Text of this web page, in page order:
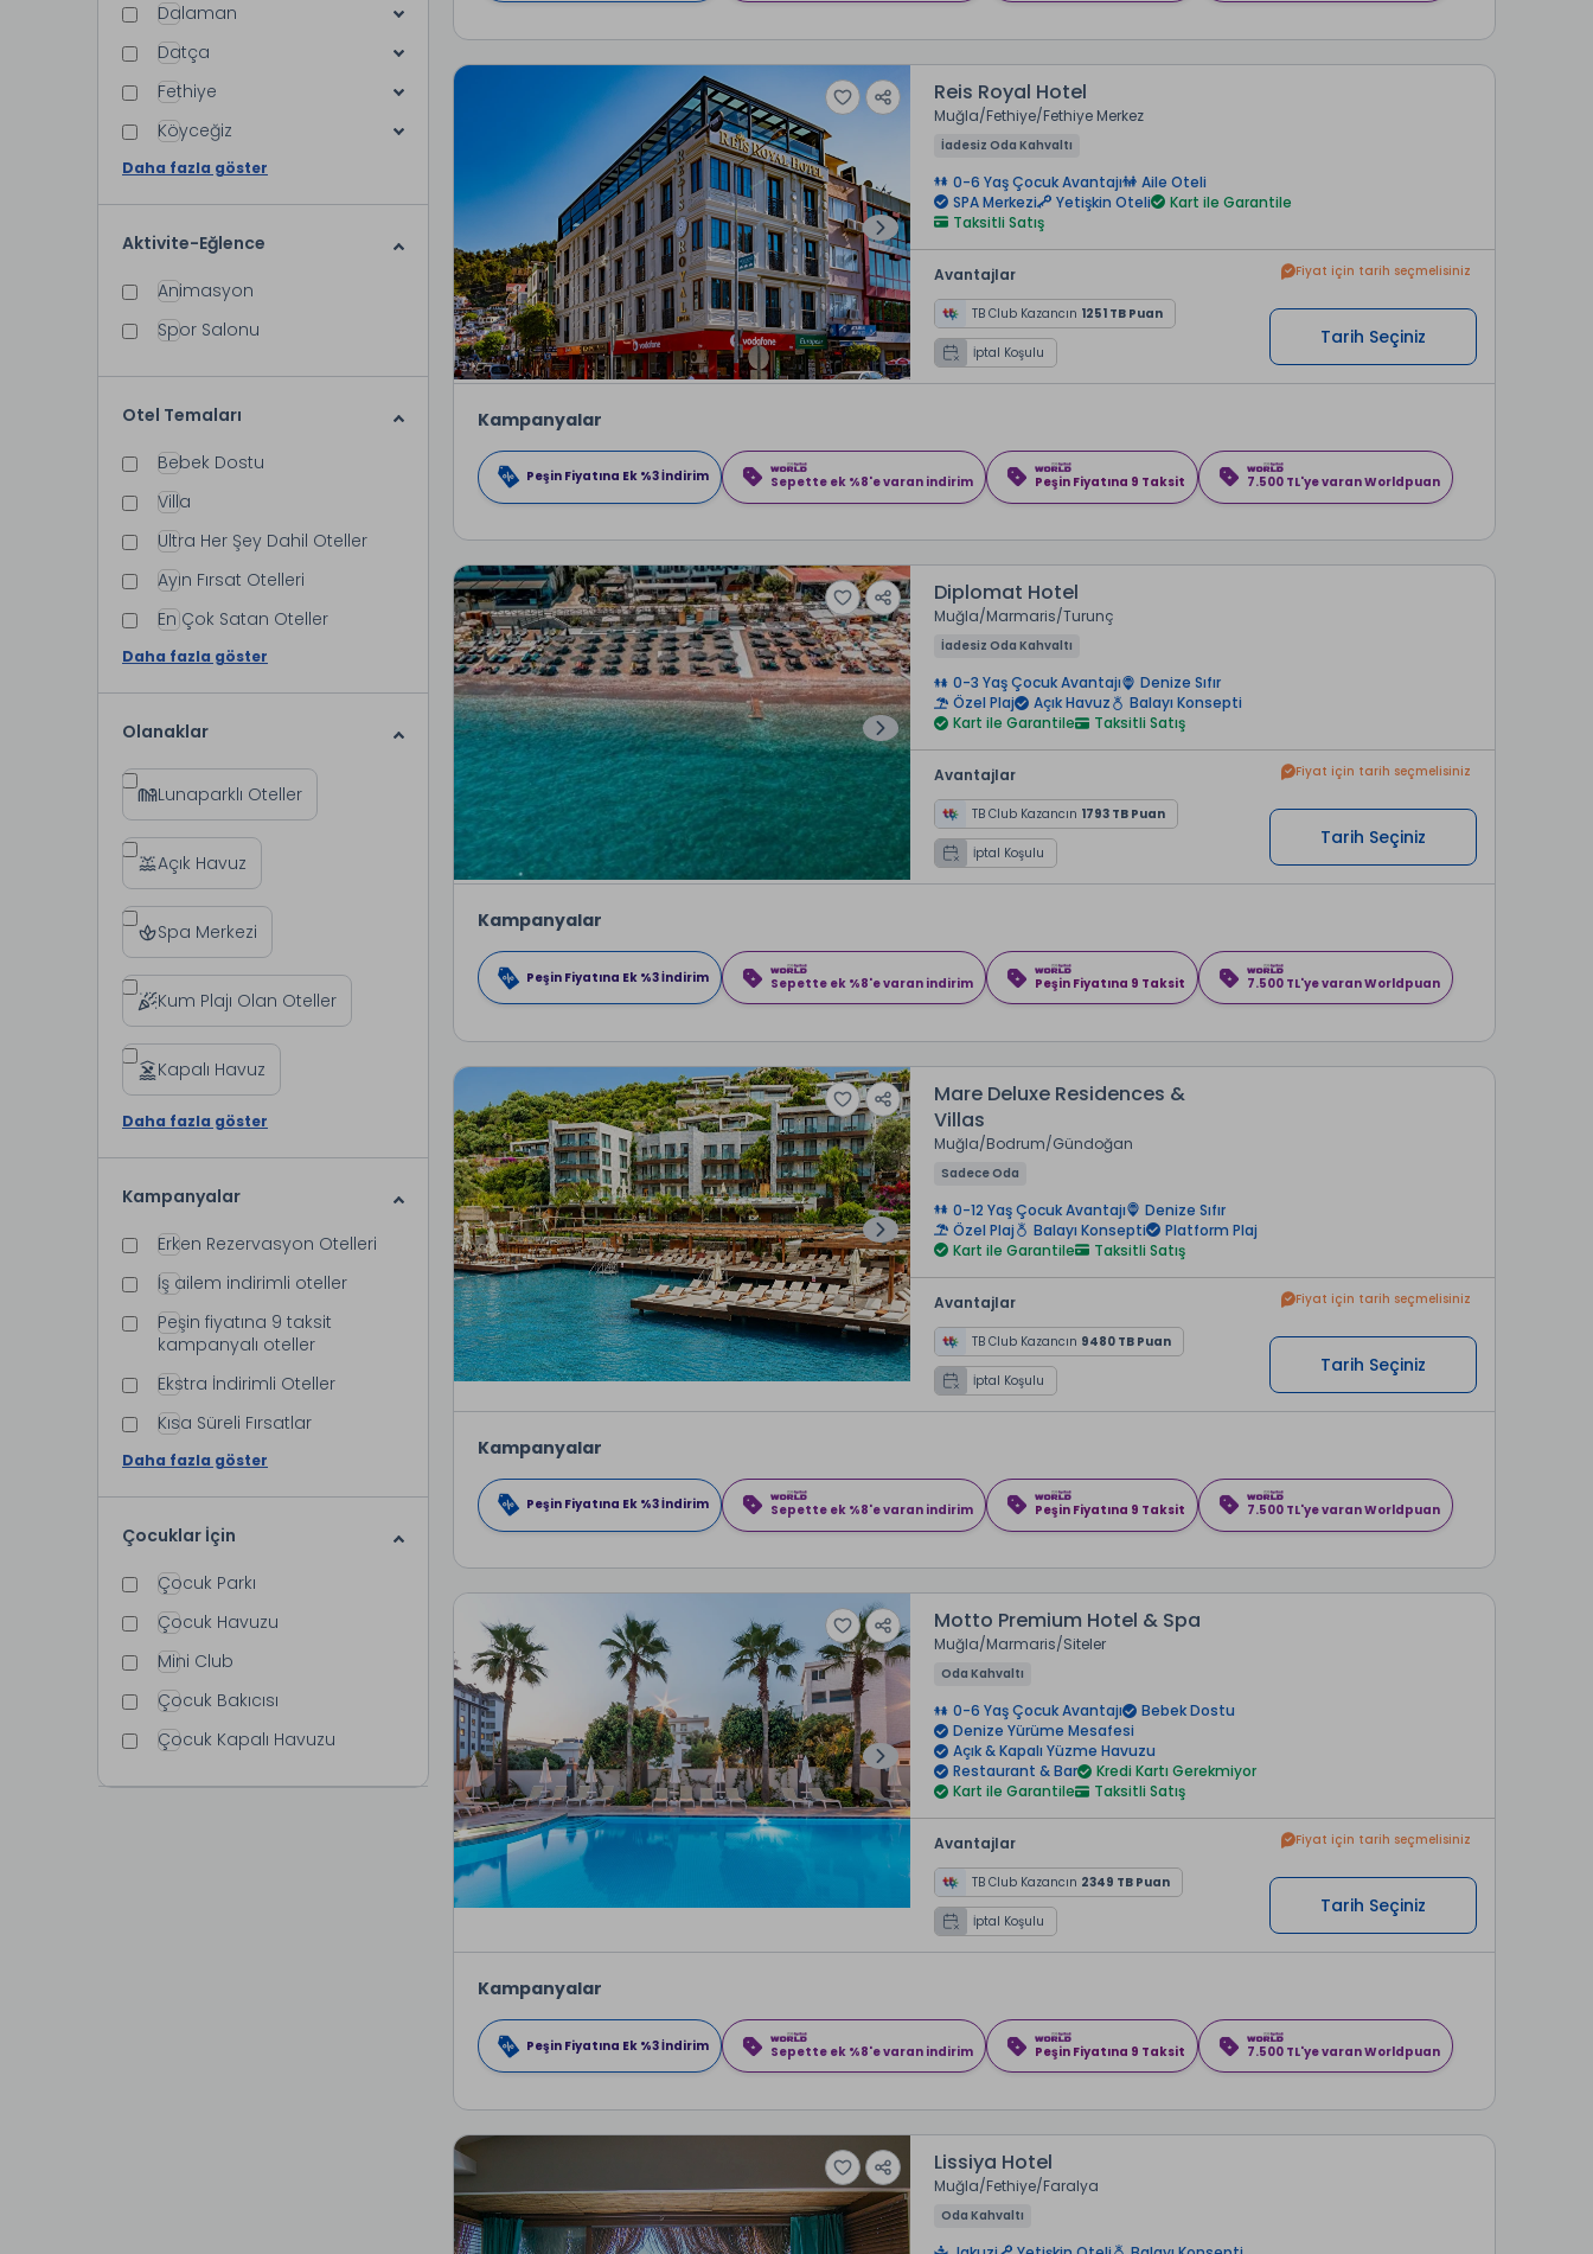
Dalaman
Datça
Fethiye
Köyceğiz
Daha fazla göster
Aktivite-Eğlence
Animasyon
Spor Salonu
Otel Temaları
Bebek Dostu
Villa
Ultra Her Şey Dahil Oteller
Ayın Fırsat Otelleri
En Çok Satan Oteller
Daha fazla göster
Olanaklar
Lunaparklı Oteller
Açık Havuz
Spa Merkezi
Kum Plajı Olan Oteller
Kapalı Havuz
Daha fazla göster
Kampanyalar
Erken Rezervasyon Otelleri
İş ailem indirimli oteller
Peşin fiyatına 9 taksit
kampanyalı oteller
Ekstra İndirimli Oteller
Kısa Süreli Fırsatlar
Daha fazla göster
Çocuklar İçin
Çocuk Parkı
Çocuk Havuzu
Mini Club
Çocuk Bakıcısı
Çocuk Kapalı Havuzu
Reis Royal Hotel
Muğla Fethiye Fethiye Merkez
İadesiz Oda Kahvaltı
0-6 Yaş Çocuk Avantajı
Aile Oteli
SPA Merkezi
Yetişkin Oteli
Kart ile Garantile
Taksitli Satış
Avantajlar
TB Club Kazancın 1251 TB Puan
İptal Koşulu
Fiyat için tarih seçmelisiniz
Tarih Seçiniz
Kampanyalar
Peşin Fiyatına Ek %3 İndirim Sepette ek %8'e varan indirim Peşin Fiyatına 9 Taksit 7.500 TL'ye varan Worldpuan
Diplomat Hotel
Muğla Marmaris Turunç
İadesiz Oda Kahvaltı
0-3 Yaş Çocuk Avantajı
Denize Sıfır
Özel Plaj
Açık Havuz
Balayı Konsepti
Kart ile Garantile
Taksitli Satış
Avantajlar
TB Club Kazancın 1793 TB Puan
İptal Koşulu
Fiyat için tarih seçmelisiniz
Tarih Seçiniz
Kampanyalar
Peşin Fiyatına Ek %3 İndirim Sepette ek %8'e varan indirim Peşin Fiyatına 9 Taksit 7.500 TL'ye varan Worldpuan
Mare Deluxe Residences &
Villas
Muğla Bodrum Gündoğan
Sadece Oda
0-12 Yaş Çocuk Avantajı
Denize Sıfır
Özel Plaj
Balayı Konsepti
Platform Plaj
Kart ile Garantile
Taksitli Satış
Avantajlar
TB Club Kazancın 9480 TB Puan
İptal Koşulu
Fiyat için tarih seçmelisiniz
Tarih Seçiniz
Kampanyalar
Peşin Fiyatına Ek %3 İndirim Sepette ek %8'e varan indirim Peşin Fiyatına 9 Taksit 7.500 TL'ye varan Worldpuan
Motto Premium Hotel & Spa
Muğla Marmaris Siteler
Oda Kahvaltı
0-6 Yaş Çocuk Avantajı
Bebek Dostu
Denize Yürüme Mesafesi
Açık & Kapalı Yüzme Havuzu
Restaurant & Bar
Kredi Kartı Gerekmiyor
Kart ile Garantile
Taksitli Satış
Avantajlar
TB Club Kazancın 2349 TB Puan
İptal Koşulu
Fiyat için tarih seçmelisiniz
Tarih Seçiniz
Kampanyalar
Peşin Fiyatına Ek %3 İndirim Sepette ek %8'e varan indirim Peşin Fiyatına 9 Taksit 7.500 TL'ye varan Worldpuan
Lissiya Hotel
Muğla Fethiye Faralya
Oda Kahvaltı